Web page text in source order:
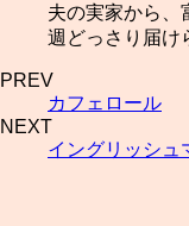
夫の実家から、
週どっさり届
PREV
カフェロール
NEXT
イングリッシ